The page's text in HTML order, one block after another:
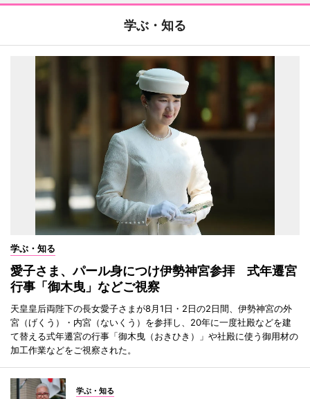
学ぶ・知る
学ぶ・知る
愛子さま、パール身につけ伊勢神宮参拝 式年遷宮
行事「御木曳」などご視察
天皇皇后両陛下の長女愛子さまが8月1日・2日の2日間、伊勢神宮の外
宮（げくう）・内宮（ないくう）を参拝し、20年に一度社殿などを建
て替える式年遷宮の行事「御木曳（おきひき）」や社殿に使う御用材の
加工作業などをご視察された。
学ぶ・知る